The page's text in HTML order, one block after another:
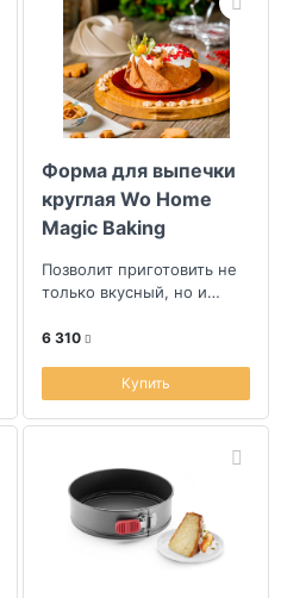
Форма для выпечки
круглая Wo Home
Magic Baking
Позволит приготовить не
только вкусный, но и
праздничный кекс
6 310
Купить